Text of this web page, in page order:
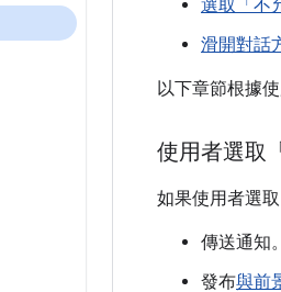
選取「不
滑開對話
以下章節根據
使用者選取
如果使用者選取
傳送通知
發布與前